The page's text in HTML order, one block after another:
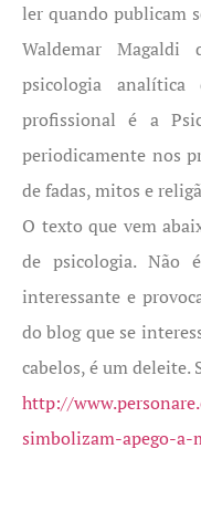
ler quando publicam
Waldemar
psicologia
profissional é a
periodicamente nos
de fadas, mitos e
O texto que vem
de psicologia. Não
interessante e
do blog que se
cabelos, é um deleite.
http://
simbolizam-apego-a-